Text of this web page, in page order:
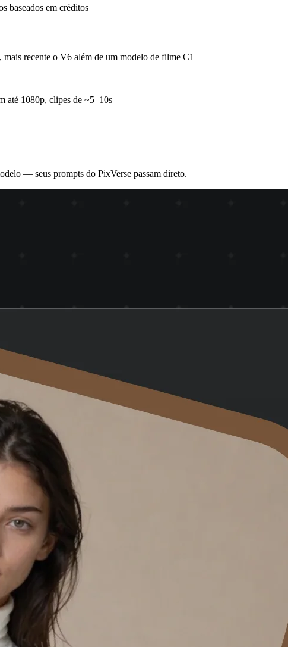
baseados em créditos
recente o V6 além de um modelo de filme C1
até 1080p, clipes de ~5–10s
— seus prompts do PixVerse passam direto.